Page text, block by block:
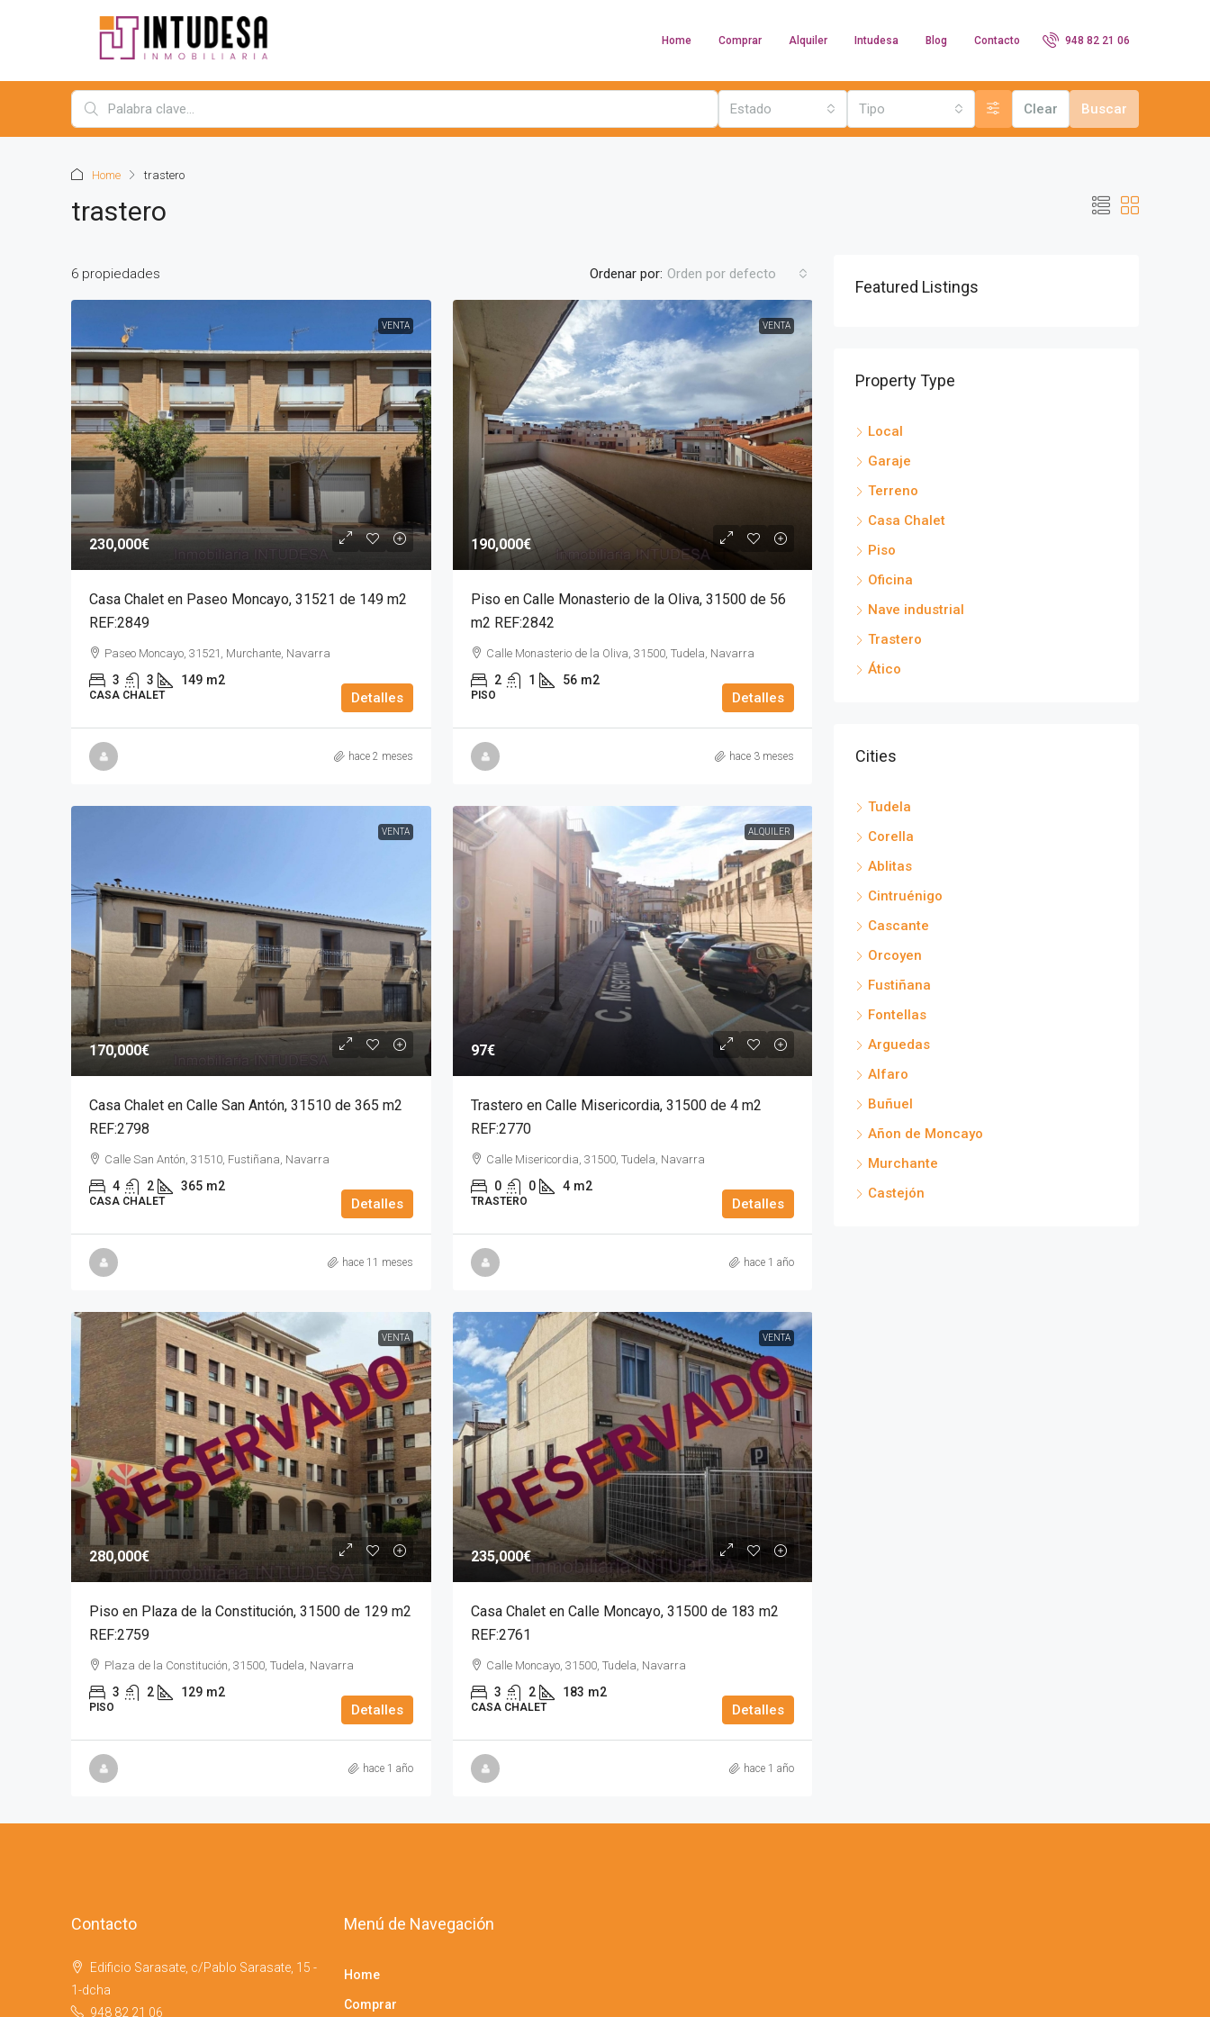
Home Comprar Alquiler Intudesa Blog Contacto 948 82 21 06
Estado Tipo Clear Buscar
Home trastero
trastero
6 propiedades Ordenar por: Orden por defecto
VENTA
230,000€
Casa Chalet en Paseo Moncayo, 31521 de 149 m2
REF:2849
Paseo Moncayo, 31521, Murchante, Navarra
3 3 149 m2
CASA CHALET Detalles
hace 2 meses
VENTA
190,000€
Piso en Calle Monasterio de la Oliva, 31500 de 56
m2 REF:2842
Calle Monasterio de la Oliva, 31500, Tudela, Navarra
2 1 56 m2
PISO Detalles
hace 3 meses
VENTA
170,000€
Casa Chalet en Calle San Antón, 31510 de 365 m2
REF:2798
Calle San Antón, 31510, Fustiñana, Navarra
4 2 365 m2
CASA CHALET Detalles
hace 11 meses
ALQUILER
97€
Trastero en Calle Misericordia, 31500 de 4 m2
REF:2770
Calle Misericordia, 31500, Tudela, Navarra
0 0 4 m2
TRASTERO Detalles
hace 1 año
VENTA
280,000€
Piso en Plaza de la Constitución, 31500 de 129 m2
REF:2759
Plaza de la Constitución, 31500, Tudela, Navarra
3 2 129 m2
PISO Detalles
hace 1 año
VENTA
235,000€
Casa Chalet en Calle Moncayo, 31500 de 183 m2
REF:2761
Calle Moncayo, 31500, Tudela, Navarra
3 2 183 m2
CASA CHALET Detalles
hace 1 año
Featured Listings
Property Type
Local
Garaje
Terreno
Casa Chalet
Piso
Oficina
Nave industrial
Trastero
Ático
Cities
Tudela
Corella
Ablitas
Cintruénigo
Cascante
Orcoyen
Fustiñana
Fontellas
Arguedas
Alfaro
Buñuel
Añon de Moncayo
Murchante
Castejón
Contacto
Edificio Sarasate, c/Pablo Sarasate, 15 -
1-dcha
948 82 21 06
Menú de Navegación
Home
Comprar